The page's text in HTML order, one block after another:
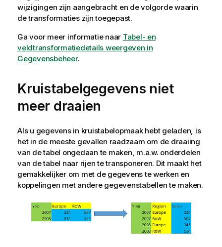
wijzigingen zijn aangebracht en de volgorde waarin
de transformaties zijn toegepast.
Ga voor meer informatie naar Tabel- en
veldtransformatiedetails weergeven in
Gegevensbeheer.
Kruistabelgegevens niet
meer draaien
Als u gegevens in kruistabelopmaak hebt geladen, is
het in de meeste gevallen raadzaam om de draaiing
van de tabel ongedaan te maken, m.a.w. onderdelen
van de tabel naar rijen te transponeren. Dit maakt het
gemakkelijker om met de gegevens te werken en
koppelingen met andere gegevenstabellen te maken.